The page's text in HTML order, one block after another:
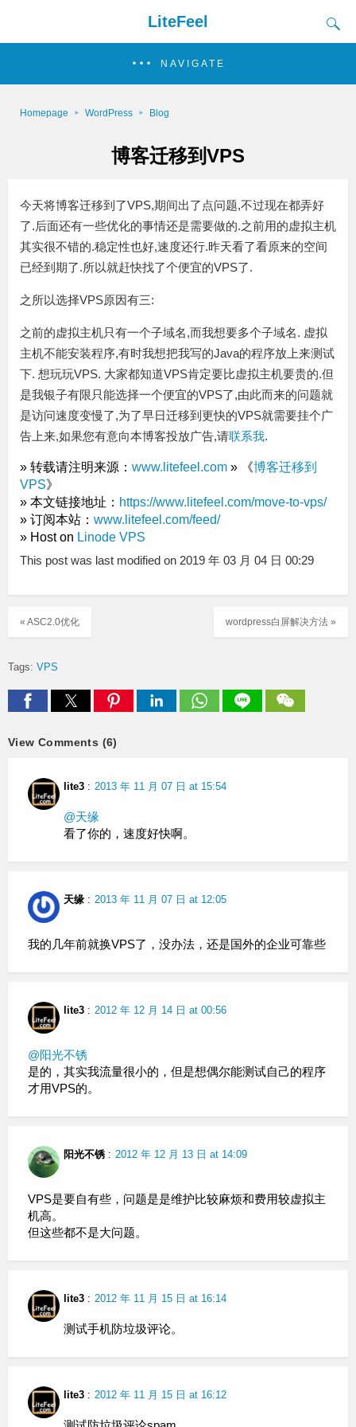
LiteFeel
NAVIGATE
Homepage WordPress Blog
博客迁移到VPS
今天将博客迁移到了VPS,期间出了点问题,不过现在都弄好
了.后面还有一些优化的事情还是需要做的.之前用的虚拟主机
其实很不错的.稳定性也好,速度还行.昨天看了看原来的空间
已经到期了.所以就赶快找了个便宜的VPS了.
之所以选择VPS原因有三:
之前的虚拟主机只有一个子域名,而我想要多个子域名. 虚拟
主机不能安装程序,有时我想把我写的Java的程序放上来测试
下. 想玩玩VPS. 大家都知道VPS肯定要比虚拟主机要贵的.但
是我银子有限只能选择一个便宜的VPS了,由此而来的问题就
是访问速度变慢了,为了早日迁移到更快的VPS就需要挂个广
告上来,如果您有意向本博客投放广告,请联系我.
» 转载请注明来源： www.litefeel.com » 《博客迁移到
VPS》
» 本文链接地址： https://www.litefeel.com/move-to-vps/
» 订阅本站： www.litefeel.com/feed/
» Host on Linode VPS
This post was last modified on 2019 年 03 月 04 日 00:29
wordpress白屏解决方法 »
« ASC2.0优化
Tags: VPS
View Comments (6)
lite3 : 2013 年 11 月 07 日 at 15:54
@天缘
看了你的，速度好快啊。
天缘 : 2013 年 11 月 07 日 at 12:05
我的几年前就换VPS了，没办法，还是国外的企业可靠些
lite3 : 2012 年 12 月 14 日 at 00:56
@阳光不锈
是的，其实我流量很小的，但是想偶尔能测试自己的程序
才用VPS的。
阳光不锈 : 2012 年 12 月 13 日 at 14:09
VPS是要自有些，问题是是维护比较麻烦和费用较虚拟主
机高。
但这些都不是大问题。
lite3 : 2012 年 11 月 15 日 at 16:14
测试手机防垃圾评论。
lite3 : 2012 年 11 月 15 日 at 16:12